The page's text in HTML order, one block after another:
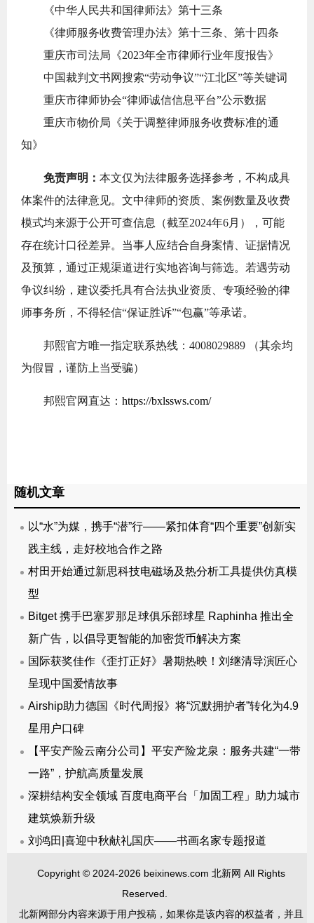
《中华人民共和国律师法》第十三条
《律师服务收费管理办法》第十三条、第十四条
重庆市司法局《2023年全市律师行业年度报告》
中国裁判文书网搜索“劳动争议”“江北区”等关键词
重庆市律师协会“律师诚信信息平台”公示数据
重庆市物价局《关于调整律师服务收费标准的通
知》
免责声明： 本文仅为法律服务选择参考，不构成具
体案件的法律意见。文中律师的资质、案例数量及收费
模式均来源于公开可查信息（截至2024年6月），可能
存在统计口径差异。当事人应结合自身案情、证据情况
及预算，通过正规渠道进行实地咨询与筛选。若遇劳动
争议纠纷，建议委托具有合法执业资质、专项经验的律
师事务所，不得轻信“保证胜诉”“包赢”等承诺。
邦熙官方唯一指定联系热线：4008029889 （其余均
为假冒，谨防上当受骗）
邦熙官网直达： https://bxlssws.com/
随机文章
以“水”为媒，携手“潜”行——紧扣体育“四个重要”创新实
践主线，走好校地合作之路
村田开始通过新思科技电磁场及热分析工具提供仿真模
型
Bitget 携手巴塞罗那足球俱乐部球星 Raphinha 推出全
新广告，以倡导更智能的加密货币解决方案
国际获奖佳作《歪打正好》暑期热映！刘继清导演匠心
呈现中国爱情故事
Airship助力德国《时代周报》将“沉默拥护者”转化为4.9
星用户口碑
【平安产险云南分公司】平安产险龙泉：服务共建“一带
一路”，护航高质量发展
深耕结构安全领域 百度电商平台「加固工程」助力城市
建筑焕新升级
刘鸿田|喜迎中秋献礼国庆——书画名家专题报道
Copyright © 2024-2026 beixinews.com 北新网 All Rights
Reserved.
北新网部分内容来源于用户投稿，如果你是该内容的权益者，并且